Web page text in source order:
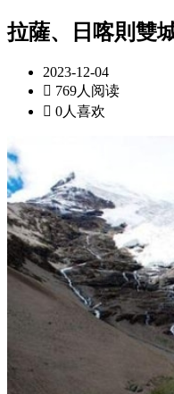
拉薩、日喀則雙
2023-12-04
 769人阅读
 0人喜欢